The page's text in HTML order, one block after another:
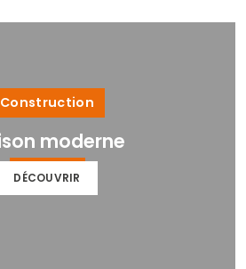
Construction
moderne
DÉCOUVRIR